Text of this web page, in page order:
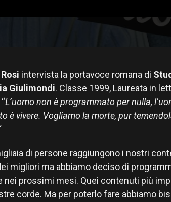
intervista la portavoce romana di
Giulimondi. Classe 1999, Laureata in
L’uomo non è programmato per nulla,
è vivere. Vogliamo la morte, pur
di persone raggiungono i nostri
migliori ma abbiamo deciso di
nei prossimi mesi. Quei contenuti più
corde. Ma per poterlo fare abbiamo